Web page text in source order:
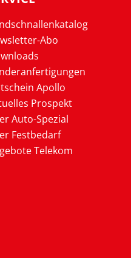
Abo
Apollo
Prospekt
Auto-Spezial
Festbedarf
Telekom